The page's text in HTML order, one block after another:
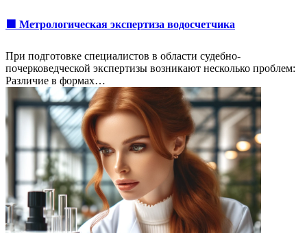
🟩 Метрологическая экспертиза водосчетчика
При подготовке специалистов в области судебно-
почерковедческой экспертизы возникают несколько проблем:
Различие в формах…